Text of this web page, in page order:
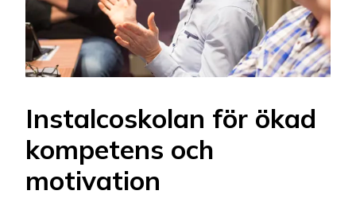
Instalcoskolan för ökad
kompetens och
motivation